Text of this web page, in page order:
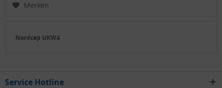
Merken
Nordcap UKW4
Service Hotline